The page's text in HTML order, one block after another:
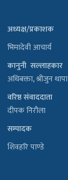
अध्यक्ष/प्रकाशक
भिमादेवी आचार्य
कानुनी सल्लाहकार
अधिबक्ता, श्रीजुन थापा
वरिष्ठ संवाददाता
दीपक निरौला
सम्पादक
शिवहरि पाण्डे